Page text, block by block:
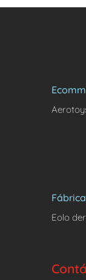
Eolo